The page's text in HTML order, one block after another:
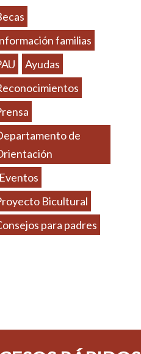
familias
Ayudas
de
Eventos
Bicultural
para padres